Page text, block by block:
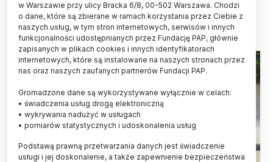
10.01.2025
aktualizacja: 10.01.2025
3 minuty czytania
w Warszawie przy ulicy Bracka 6/8, 00-502 Warszawa. Chodzi
o dane, które są zbierane w ramach korzystania przez Ciebie z
naszych usług, w tym stron internetowych, serwisów i innych
funkcjonalności udostępnianych przez Fundację PAP, głównie
zapisanych w plikach cookies i innych identyfikatorach
internetowych, które są instalowane na naszych stronach przez
nas oraz naszych zaufanych partnerów Fundacji PAP.
Gromadzone dane są wykorzystywane wyłącznie w celach:
• świadczenia usług drogą elektroniczną
• wykrywania nadużyć w usługach
• pomiarów statystycznych i udoskonalenia usług
Podstawą prawną przetwarzania danych jest świadczenie
usługi i jej doskonalenie, a także zapewnienie bezpieczeństwa